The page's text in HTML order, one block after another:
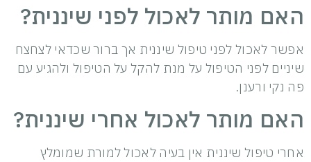
האם מותר לאכול לפני שיננית?
אפשר לאכול לפני טיפול שיננית אך ברור שכדאי לצחצח
שיניים לפני הטיפול על מנת להקל על הטיפול ולהגיע עם
פה נקי ורענן.
האם מותר לאכול אחרי שיננית?
אחרי טיפול שיננית אין בעיה לאכול למורת שמומלץ